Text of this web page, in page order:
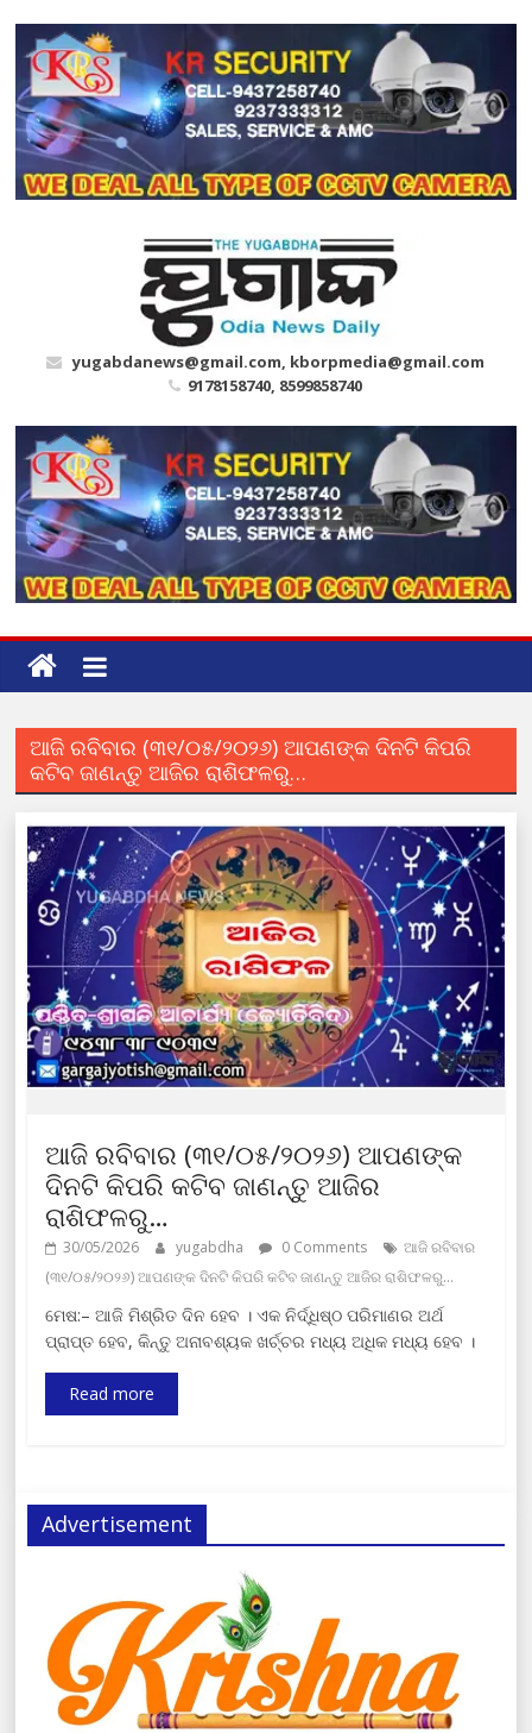
content
yugabdanews@gmail.com, kborpmedia@gmail.com
9178158740, 8599858740
ଆଜି ରବିବାର (୩୧/୦୫/୨୦୨୬) ଆପଣଙ୍କ ଦିନଟି କିପରି
କଟିବ ଜାଣନ୍ତୁ ଆଜିର ରାଶିଫଳରୁ…
ଆଜି ରବିବାର (୩୧/୦୫/୨୦୨୬) ଆପଣଙ୍କ
ଦିନଟି କିପରି କଟିବ ଜାଣନ୍ତୁ ଆଜିର
ରାଶିଫଳରୁ…
30/05/2026 yugabdha 0 Comments
ଆଜି ରବିବାର
(୩୧/୦୫/୨୦୨୬) ଆପଣଙ୍କ ଦିନଟି କିପରି କଟିବ ଜାଣନ୍ତୁ ଆଜିର ରାଶିଫଳରୁ…
ମେଷ:– ଆଜି ମିଶ୍ରିତ ଦିନ ହେବ । ଏକ ନିର୍ଦ୍ଧିଷ୍ଠ ପରିମାଣର ଅର୍ଥ
ପ୍ରାପ୍ତ ହେବ, କିନ୍ତୁ ଅନାବଶ୍ୟକ ଖର୍ଚ୍ଚର ମଧ୍ୟ ଅଧିକ ମଧ୍ୟ ହେବ ।
Read more
Advertisement